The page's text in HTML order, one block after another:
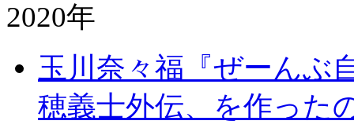
2020年
玉川奈々福『ぜーんぶ
穂義士外伝、を作った